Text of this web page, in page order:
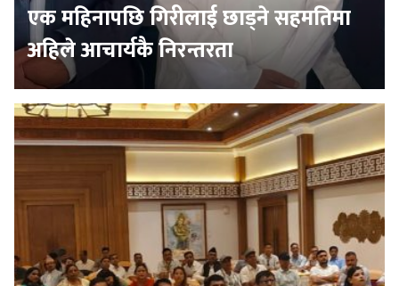
एक महिनापछि गिरीलाई छाड्ने सहमतिमा
अहिले आचार्यकै निरन्तरता